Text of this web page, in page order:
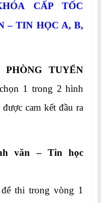
CẤP TỐC
– TIN HỌC A, B,
PHÒNG TUYỂN
1 trong 2 hình
cam kết đầu ra
văn – Tin học
thi trong vòng 1